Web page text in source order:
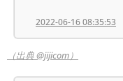
2022-06-16 08:35:53
（出典 @jijicom）